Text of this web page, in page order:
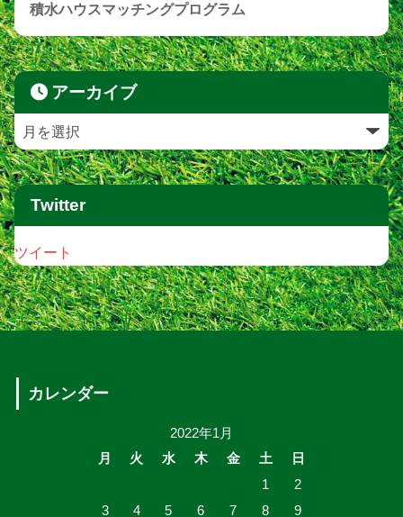
積水ハウスマッチングプログラム
アーカイブ
Twitter
ツイート
カレンダー
2022年1月
月
火 水 木 金 土
日
1
2
3
4 5 6 7 8 9